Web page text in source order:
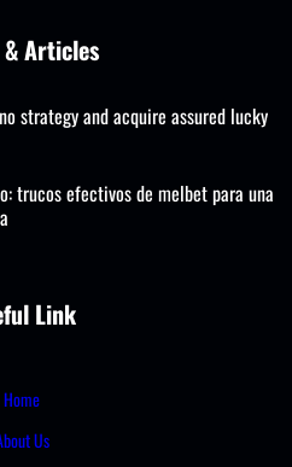
Articles
strategy and acquire assured lucky
trucos efectivos de melbet para una
Link
Home
Us